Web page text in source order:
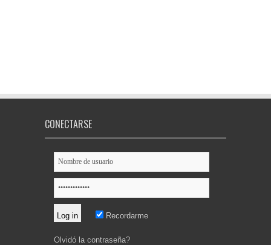
CONECTARSE
Recordarme
Olvidó la contraseña?